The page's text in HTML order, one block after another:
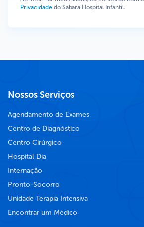
Privacidade do Sabará Hospital Infantil.
Nossos Serviços
Agendamento de Exames
Centro de Diagnóstico
Centro Cirúrgico
Hospital Dia
Internação
Pronto-Socorro
Unidade Terapia Intensiva
Encontrar um Médico